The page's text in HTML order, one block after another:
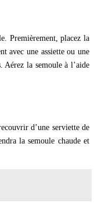
Premièrement, placez la
avec une assiette ou une
la semoule à l’aide
d’une serviette de
la semoule chaude et